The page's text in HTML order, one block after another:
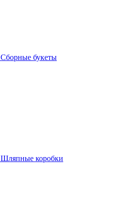
Сборные букеты
Шляпные коробки